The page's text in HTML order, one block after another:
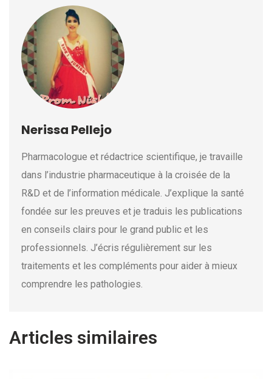
Nerissa Pellejo
Pharmacologue et rédactrice scientifique, je travaille
dans l’industrie pharmaceutique à la croisée de la
R&D et de l’information médicale. J’explique la santé
fondée sur les preuves et je traduis les publications
en conseils clairs pour le grand public et les
professionnels. J’écris régulièrement sur les
traitements et les compléments pour aider à mieux
comprendre les pathologies.
Articles similaires